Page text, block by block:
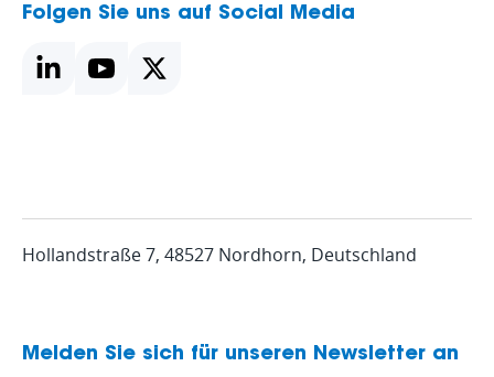
Hollandstraße 7, 48527 Nordhorn, Deutschland
Melden Sie sich für unseren Newsletter an
Folgen Sie uns auf Social Media